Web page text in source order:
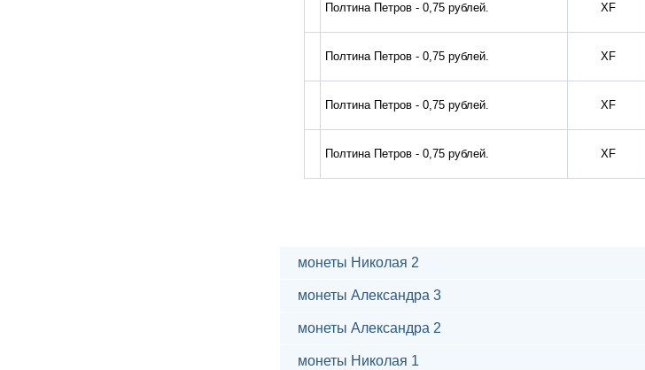
Полтина Петров - 0,75 рублей. XF
Полтина Петров - 0,75 рублей. XF
Полтина Петров - 0,75 рублей. XF
Полтина Петров - 0,75 рублей. XF
монеты Николая 2
монеты Александра 3
монеты Александра 2
монеты Николая 1